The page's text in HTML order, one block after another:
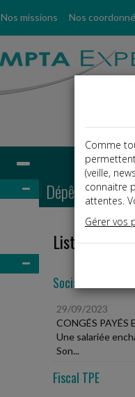
Nos missions Nos
Dépêches
Liste des
Social
29/09/2023
CONGÉS PAYÉS
Une salariée
Son...
Fiscal TPE
Comme
(veille,
connaitre
attentes.
Gérer vos